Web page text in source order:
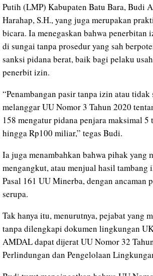
Putih (LMP) Kabupaten Batu Bara, Budi
Harahap, S.H., yang juga merupakan
bicara. Ia menegaskan bahwa penerbitan
di sungai tanpa prosedur yang sah
sanksi pidana berat, baik bagi pelaku
penerbit izin.
“Penambangan pasir tanpa izin atau tidak
melanggar UU Nomor 3 Tahun 2020
158 mengatur pidana penjara maksimal 5
hingga Rp100 miliar,” tegas Budi.
Ia juga menambahkan bahwa pihak yang
mengangkut, atau menjual hasil tambang
Pasal 161 UU Minerba, dengan ancaman
serupa.
Tak hanya itu, menurutnya, pejabat yang
tanpa dilengkapi dokumen lingkungan
AMDAL dapat dijerat UU Nomor 32
Perlindungan dan Pengelolaan